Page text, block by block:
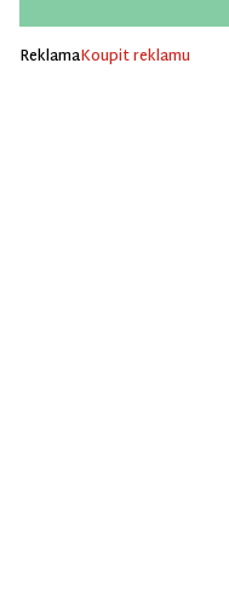
ReklamaKoupit reklamu